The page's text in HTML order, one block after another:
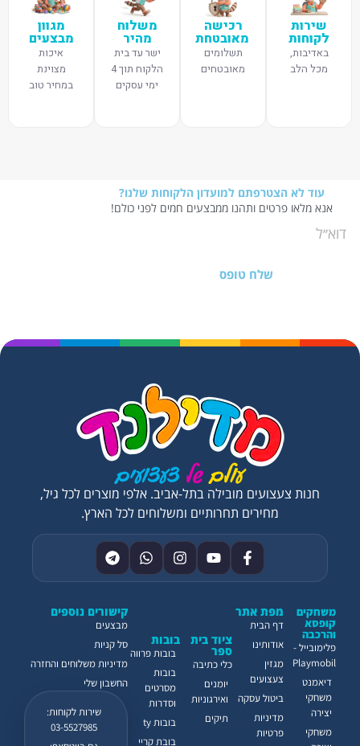
שירות
לקוחות
באדיבות,
מכל הלב
רכישה
מאובטחת
תשלומים
מאובטחים
משלוח
מהיר
ישר עד בית
הלקוח תוך 4
ימי עסקים
מגוון
מבצעים
איכות
מצוינת
במחיר טוב
עוד לא הצטרפתם למועדון הלקוחות שלנו?
אנא מלאו פרטים ותהנו ממבצעים חמים לפני כולם!
שלח טופס
קישורים נוספים
מבצעים
סל קניות
מדיניות משלוחים והחזרה
החשבון שלי
שירות לקוחות:
03-5527985
ציוד בית
ספר
כלי כתיבה
יומנים
ואירגוניות
תיקים
בובות
בובות פרווה
בובות
מסרטים
וסדרות
בובות ty
בובת קריי
משחקים
קופסא
והרכבה
פלימובייל -
Playmobil
דיאמנט
משחקי
יצירה
משחקי
מפת אתר
דף הבית
אודותינו
מגזין
צעצועים
ביטול עסקה
מדיניות
פרטיות
חנות צעצועים מובילה בתל-אביב. אלפי מוצרים לכל גיל,
מחירים תחרותיים ומשלוחים לכל הארץ.